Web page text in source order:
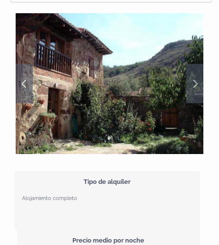
Tipo de alquiler
Alojamiento completo
Precio medio por noche